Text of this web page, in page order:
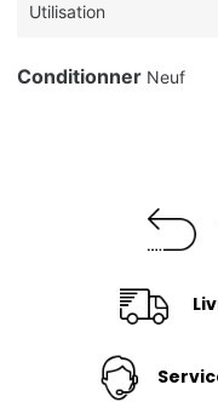
Utilisation
Conditionner Neuf